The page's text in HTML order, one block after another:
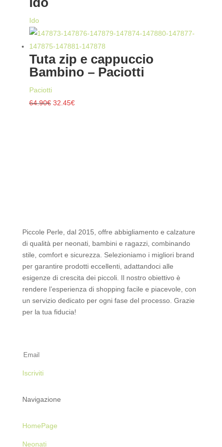
Ido
Tuta zip e cappuccio
Bambino – Paciotti
Paciotti
64.90€ Il
32.45€Il
Piccole Perle, dal 2015, offre abbigliamento e calzature
di qualità per neonati, bambini e ragazzi, combinando
stile, comfort e sicurezza. Selezioniamo i migliori brand
per garantire prodotti eccellenti, adattandoci alle
esigenze di crescita dei piccoli. Il nostro obiettivo è
rendere l’esperienza di shopping facile e piacevole, con
un servizio dedicato per ogni fase del processo. Grazie
per la tua fiducia!
Iscriviti
Navigazione
HomePage
Neonati